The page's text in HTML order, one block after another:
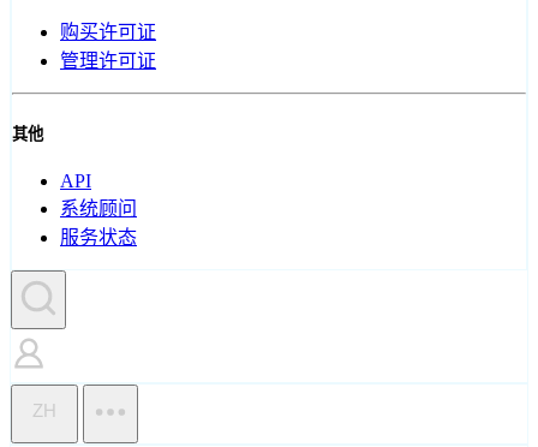
购买许可证
管理许可证
其他
API
系统顾问
服务状态
ZH